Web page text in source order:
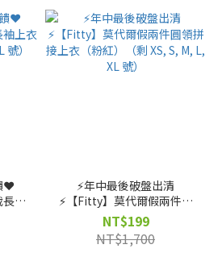
❤️
長袖
2XL
⚡️年中最後破盤出清
⚡️【Fitty】莫代爾假兩件圓
領拼接上衣（粉紅）（剩 XS,
S, M, L, XL 號）
NT$199
NT$1,700